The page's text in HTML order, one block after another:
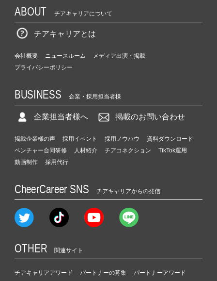
ABOUT チアキャリアについて
チアキャリアとは
会社概要 ニュースルーム
メディア出演・掲載
プライバシーポリシー
BUSINESS 企業・採用担当者様
企業担当者様へ 掲載のお問い合わせ
掲載企業様の声 採用イベント 採用ノウハウ
資料ダウンロード
ベンチャー合同研修
人材紹介 チアコネクション
TikTok運用
動画制作
採用代行
CheerCareer SNS チアキャリアからの発信
OTHER 関連サイト
チアキャリアアワード パートナーの募集 パートナーアワード